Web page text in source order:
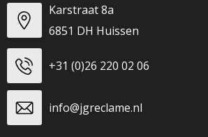
Karstraat 8a
6851 DH Huissen
+31 (0)26 220 02 06
info@jgreclame.nl